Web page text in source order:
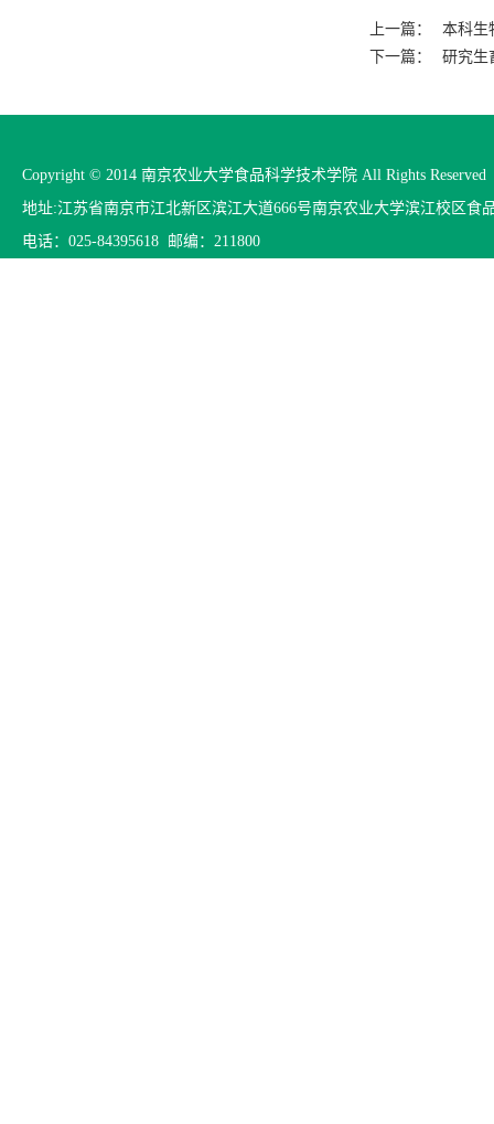
上一篇：
本科生
下一篇：
研究生
Copyright © 2014 南京农业大学食品科学技术学院 All Rights Reserved
地址:江苏省南京市江北新区滨江大道666号南京农业大学滨江校区食
电话：025-84395618 邮编：211800